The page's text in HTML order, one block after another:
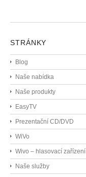
STRÁNKY
Blog
Naše nabídka
Naše produkty
EasyTV
Prezentační CD/DVD
WiVo
Wivo – hlasovací zařízení
Naše služby